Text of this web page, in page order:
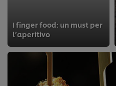
I finger food: un must per
l’aperitivo